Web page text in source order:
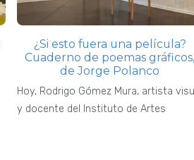
¿Si esto fuera una película?
Cuaderno de poemas gráficos,
de Jorge Polanco
Hoy, Rodrigo Gómez Mura, artista
y docente del Instituto de Artes